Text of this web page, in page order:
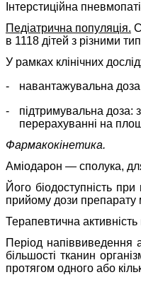
Інтерстиційна
Педіатрична популяція.
в 1118 дітей з різними
У рамках клінічних
- навантажувальна
- підтримувальна доза:
перерахуванні на
Фармакокінетика.
Аміодарон — сполука,
Його біодоступність
прийому дози препарату
Терапевтична
Період напіввиведення
більшості тканин
протягом одного або